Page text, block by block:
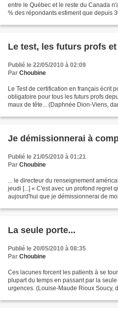
entre le Québec et le reste du Canada
% des répondants estiment que depuis
Le test, les futurs profs
Publié le 22/05/2010 à 02:09
Par Choubine
Le Test de certification en français écrit
obligatoire pour tous les futurs profs
maux de tête... (Daphnée Dion-Viens,
Je démissionnerai à
Publié le 21/05/2010 à 01:21
Par Choubine
... le directeur du renseignement
jeudi [...] « C'est avec un profond regret
aujourd'hui que je démissionnerai de
La seule porte...
Publié le 20/05/2010 à 08:35
Par Choubine
Ces lacunes forcent les patients à se
plupart du temps en passant par la
urgences. (Louise-Maude Rioux Soucy,